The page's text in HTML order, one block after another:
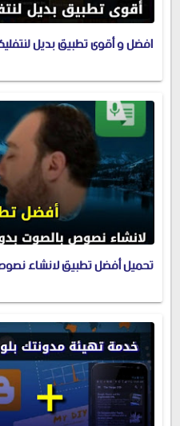
افضل و أقوى تطبيق بديل
تحميل أفضل تطبيق لانشاء